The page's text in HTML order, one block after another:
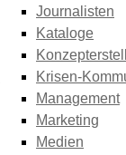
Journalisten
Kataloge
Krisen-
Management
Marketing
Medien